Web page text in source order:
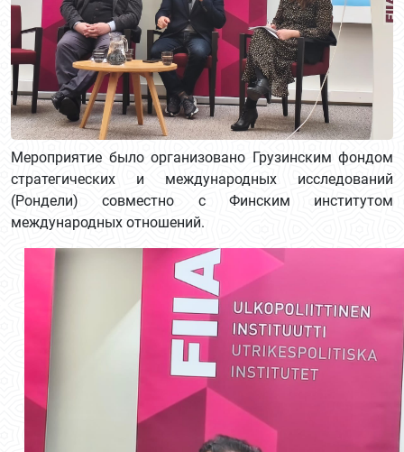
Мероприятие было организовано Грузинским фондом
стратегических и международных исследований
(Рондели) совместно с Финским институтом
международных отношений.